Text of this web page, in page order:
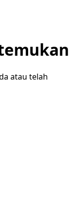
atau telah